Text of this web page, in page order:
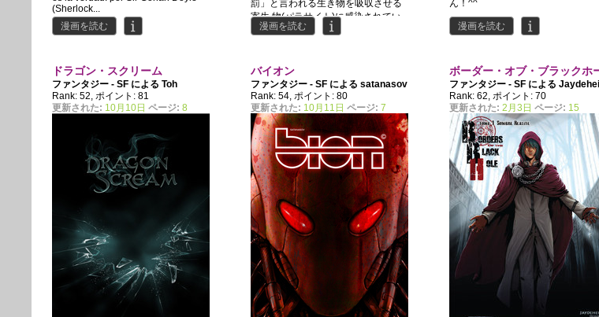
(Sherlock...
漫画を読む
罰」と言われる生き物を吸収させる
寄生 物(パラサイト)に感染されてい
る。メイデンも 感染者で、彼の唯一
漫画を読む
ん！^^
漫画を読む
ドラゴン・スクリーム
ファンタジー - SF によるToh
Rank: 52, ポイント: 81
更新された: 10月10日 ページ: 8
バイオン
ファンタジー - SF によるsatanasov
Rank: 54, ポイント: 80
更新された: 10月11日 ページ: 7
ボーダー・オブ・ブラックホ
ル
ファンタジー - SF による
Sheitan
Rank: 62, ポイント: 70
更新された: 2月3日 ページ: 15